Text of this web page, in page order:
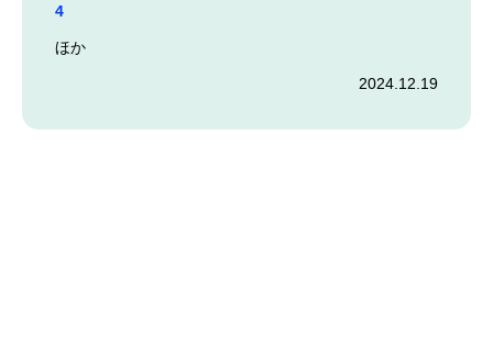
4
ほか
2024.12.19